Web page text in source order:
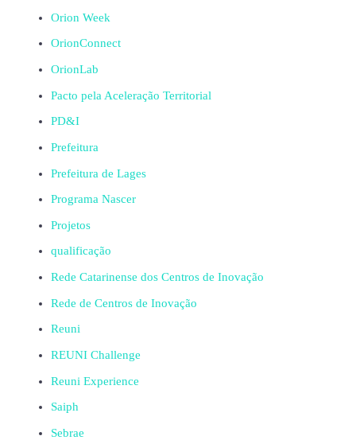
Orion Week
OrionConnect
OrionLab
Pacto pela Aceleração Territorial
PD&I
Prefeitura
Prefeitura de Lages
Programa Nascer
Projetos
qualificação
Rede Catarinense dos Centros de Inovação
Rede de Centros de Inovação
Reuni
REUNI Challenge
Reuni Experience
Saiph
Sebrae